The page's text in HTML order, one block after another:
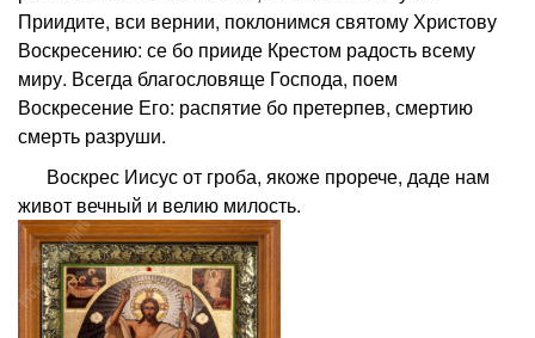
Приидите, вси вернии, поклонимся святому Христову
Воскресению: се бо прииде Крестом радость всему
миру. Всегда благословяще Господа, поем
Воскресение Его: распятие бо претерпев, смертию
смерть разруши.
Воскрес Иисус от гроба, якоже прорече, даде нам
живот вечный и велию милость.